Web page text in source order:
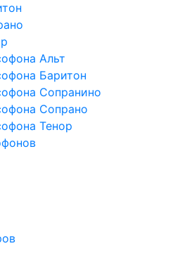
Альт
Баритон
Сопранино
Сопрано
Тенор